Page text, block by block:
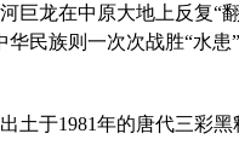
巨龙在中原大地上反复“
民族则一次次战胜“水
土于1981年的唐代三彩黑